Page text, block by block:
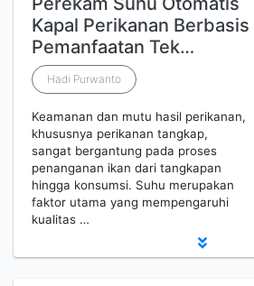
Kapal Perikanan Berbasis
Pemanfaatan Tek…
Hadi Purwanto
Keamanan dan mutu hasil perikanan,
khususnya perikanan tangkap,
sangat bergantung pada proses
penanganan ikan dari tangkapan
hingga konsumsi. Suhu merupakan
faktor utama yang mempengaruhi
kualitas …